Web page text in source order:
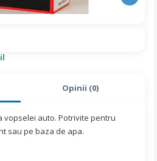
Opinii (0)
auto. Potrivite pentru
sau pe baza de apa.